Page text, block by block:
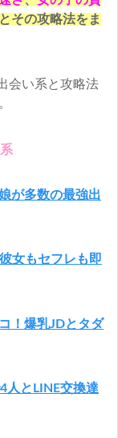
その攻略法をま
会い系と攻略法
が多数の最強出
女もセフレも即
！爆乳JDとタダ
人とLINE交換達